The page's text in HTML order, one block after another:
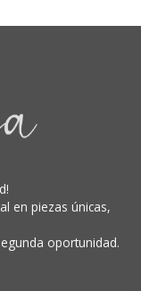
en piezas únicas,
oportunidad.